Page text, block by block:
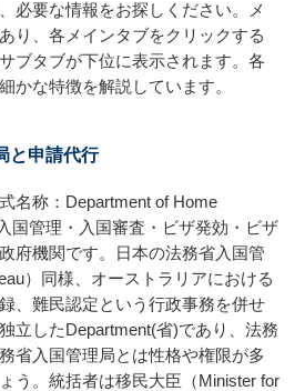
必要な情報をお探しください。メ
り、各メインタブをクリックする
ブタブが下位に表示されます。各
かな特徴を解説しています。
と申請代行
名称：Department of Home
国管理・入国審査・ビザ発効・ビザ
府機関です。日本の法務省入国管
）同様、オーストラリアにおける
、難民認定という行政事務を併せ
立したDepartment(省)であり、法務
省入国管理局とは性格や権限が多
う。統括者は移民大臣（Minister for